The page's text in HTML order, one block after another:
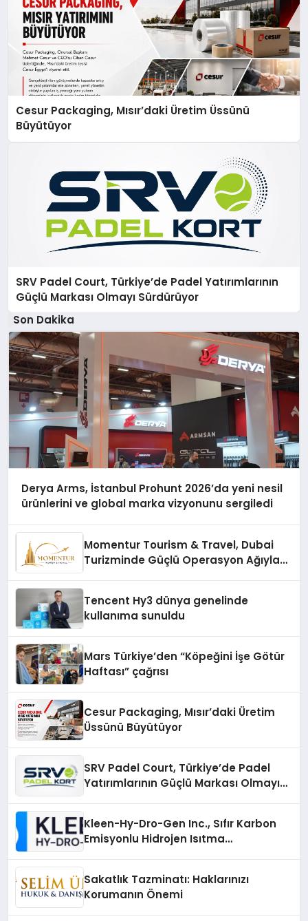
Cesur Packaging, Mısır’daki Üretim Üssünü
Büyütüyor
SRV Padel Court, Türkiye’de Padel Yatırımlarının
Güçlü Markası Olmayı Sürdürüyor
Son Dakika
Derya Arms, İstanbul Prohunt 2026’da yeni nesil
ürünlerini ve global marka vizyonunu sergiledi
Momentur Tourism & Travel, Dubai
Turizminde Güçlü Operasyon Ağıyla
Tencent Hy3 dünya genelinde
kullanıma sunuldu
Mars Türkiye’den “Köpeğini İşe Götür
Haftası” çağrısı
Cesur Packaging, Mısır’daki Üretim
Üssünü Büyütüyor
SRV Padel Court, Türkiye’de Padel
Yatırımlarının Güçlü Markası Olmayı
Kleen-Hy-Dro-Gen Inc., Sıfır Karbon
Emisyonlu Hidrojen Isıtma
Sakatlık Tazminatı: Haklarınızı
Korumanın Önemi